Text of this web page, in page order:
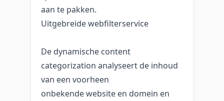
aan te pakken.
Uitgebreide webfilterservice
De dynamische content
categorization analyseert de inhoud
van een voorheen
onbekende website en domein en